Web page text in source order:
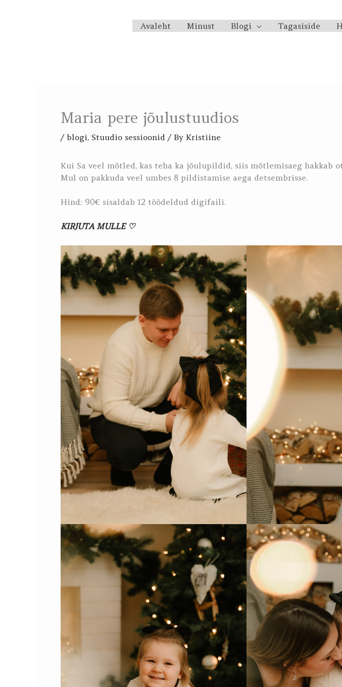
Avaleht Minust Blogi Tagasiside
Maria pere jõulustuudios
/ blogi, Stuudio sessioonid / By Kristiine
Kui Sa veel mõtled, kas teha ka jõulupildid, siis mõtlemisaeg hakkab
Mul on pakkuda veel umbes 8 pildistamise aega detsembrisse.
Hind: 90€ sisaldab 12 töödeldud digifaili.
KIRJUTA MULLE ♡